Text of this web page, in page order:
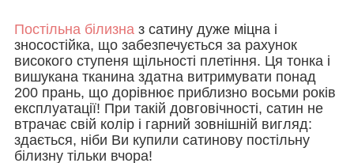
Постільна білизна з сатину дуже міцна і
зносостійка, що забезпечується за рахунок
високого ступеня щільності плетіння. Ця тонка і
вишукана тканина здатна витримувати понад
200 прань, що дорівнює приблизно восьми років
експлуатації! При такій довговічності, сатин не
втрачає свій колір і гарний зовнішній вигляд:
здається, ніби Ви купили сатинову постільну
білизну тільки вчора!